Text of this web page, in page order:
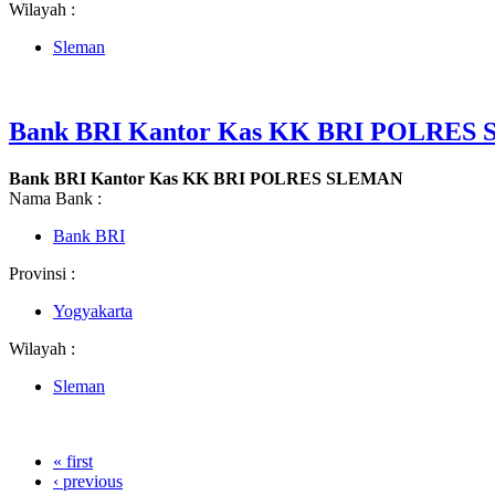
Wilayah :
Sleman
Bank BRI Kantor Kas KK BRI POLRES
Bank BRI Kantor Kas KK BRI POLRES SLEMAN
Nama Bank :
Bank BRI
Provinsi :
Yogyakarta
Wilayah :
Sleman
« first
‹ previous